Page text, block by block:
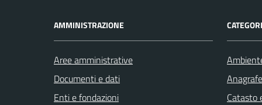
AMMINISTRAZIONE
Aree amministrative
Documenti e dati
Enti e fondazioni
Catasto